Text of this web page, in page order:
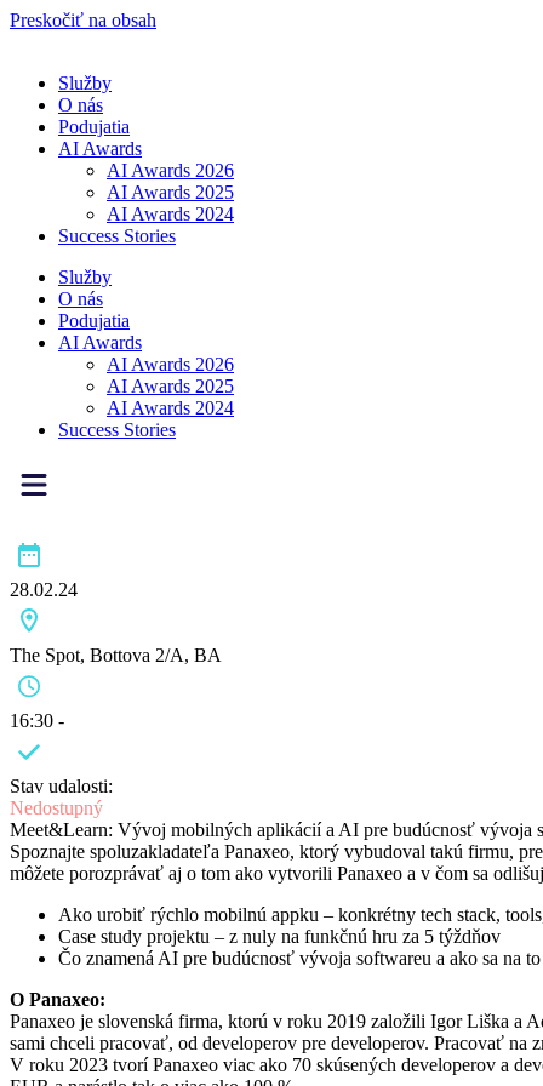
Preskočiť na obsah
Služby
O nás
Podujatia
AI Awards
AI Awards 2026
AI Awards 2025
AI Awards 2024
Success Stories
Služby
O nás
Podujatia
AI Awards
AI Awards 2026
AI Awards 2025
AI Awards 2024
Success Stories
28.02.24
The Spot, Bottova 2/A, BA
16:30 -
Stav udalosti:
Nedostupný
Meet&Learn: Vývoj mobilných aplikácií a AI pre budúcnosť vývoja
Spoznajte spoluzakladateľa Panaxeo, ktorý vybudoval takú firmu,
môžete porozprávať aj o tom ako vytvorili Panaxeo a v čom sa
Ako urobiť rýchlo mobilnú appku – konkrétny tech stack,
Case study projektu – z nuly na funkčnú hru za 5 týždňov
Čo znamená AI pre budúcnosť vývoja softwareu a ako sa na
O Panaxeo:
Panaxeo je slovenská firma, ktorú v roku 2019 založili Igor Liška a
sami chceli pracovať, od developerov pre developerov. Pracovať
V roku 2023 tvorí Panaxeo viac ako 70 skúsených developerov a